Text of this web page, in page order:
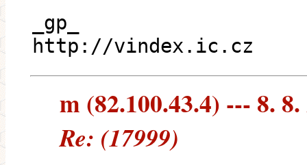
_gp_
http://vindex.ic.cz
m (82.100.43.4) --- 8. 8.
Re: (17999)